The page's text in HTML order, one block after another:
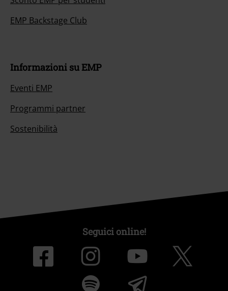
EMP Backstage Club
Informazioni su EMP
Eventi EMP
Programmi partner
Sostenibilità
Seguici online!